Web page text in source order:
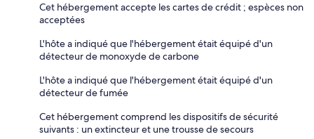
Cet hébergement accepte les cartes de crédit ; espèces non
acceptées
L'hôte a indiqué que l'hébergement était équipé d'un
détecteur de monoxyde de carbone
L'hôte a indiqué que l'hébergement était équipé d'un
détecteur de fumée
Cet hébergement comprend les dispositifs de sécurité
suivants : un extincteur et une trousse de secours